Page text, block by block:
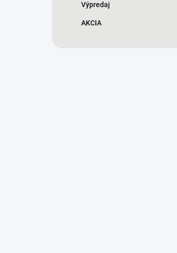
Výpredaj
AKCIA